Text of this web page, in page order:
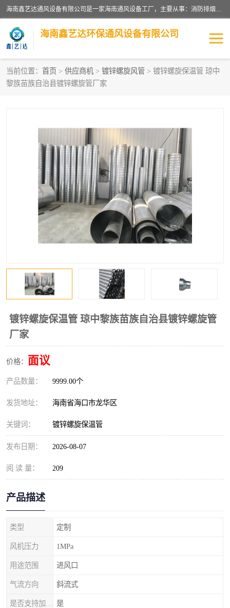
海南鑫艺达通风设备有限公司是一家海南通风设备工厂，主要从事：消防排烟工程、油烟净化工程、厨房排烟工程、酒店厨房设备、新风排风系统、镀锌铁皮管道加工、暖通工程、通风管道安装、消防火阀百叶风口等业务。公司拥有管道及配件一体化工厂生产线，良好的售后服务，良好的设计团队，良好的施工团队、良好管理人员，掌握畅通丰富的信息、市场渠道。
海南鑫艺达环保通风设备有限公司
当前位置： 首页 > 供应商机 > 镀锌螺旋风管 > 镀锌螺旋保温管 琼中
黎族苗族自治县镀锌螺旋管厂家
镀锌螺旋保温管 琼中黎族苗族自治县镀锌螺旋管
厂家
价格： 面议
产品数量： 9999.00个
发货地址： 海南省海口市龙华区
关键词： 镀锌螺旋保温管
发布日期： 2026-08-07
阅 读 量： 209
产品描述
类型 定制
风机压力 1MPa
用途范围 进风口
气流方向 斜流式
是
海南暖通工程
海南油烟净化工程 管道配件
风机系列 镁质防火风管
通风设备 通风管道
消防阀门 消防风机
镀锌矩形风管
不锈钢烟罩
排烟风机 百叶风口
油烟净化器